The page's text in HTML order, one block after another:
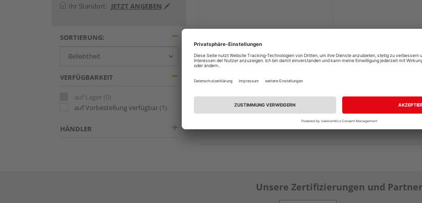
Ihr Standort: JETZT ANGEBEN
SORTIERUNG:
VERFÜGBARKEIT
auf Lager (0)
auf Vorbestellung verfügbar(1)
HÄNDLER
76,01 € / Paket(e)
Verkauf & Versand durch Ihren Händler
Holz Schwan
3 weiteren Händlern
Unsere Zertifizierungen und Partner